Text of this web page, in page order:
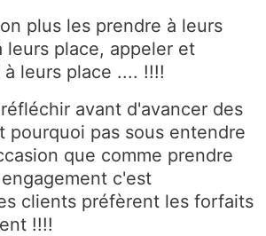
plus les prendre à leurs
leurs place, appeler et
leurs place .... !!!!
avant d'avancer des
pourquoi pas sous entendre
que comme prendre
c'est
clients préfèrent les forfaits
!!!!